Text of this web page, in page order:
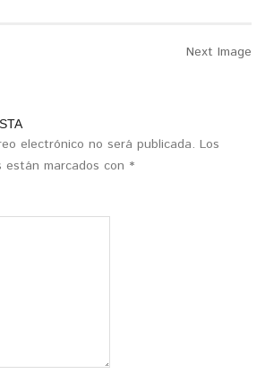
Next Image
electrónico no será publicada. Los
están marcados con *